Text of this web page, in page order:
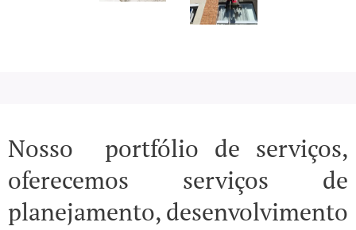
Nosso portfólio de serviços,
oferecemos serviços de
planejamento, desenvolvimento